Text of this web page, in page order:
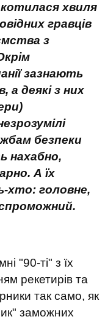
хвиля
гравців
з
зазнають
а деякі з них
безпеки
нахабно,
А їх
головне,
"90-ті" з їх
рекетирів та
так само, як
заможних